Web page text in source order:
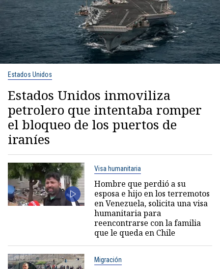
Estados Unidos
Estados Unidos inmoviliza
petrolero que intentaba romper
el bloqueo de los puertos de
iraníes
Visa humanitaria
Hombre que perdió a su
esposa e hijo en los terremotos
en Venezuela, solicita una visa
humanitaria para
reencontrarse con la familia
que le queda en Chile
Migración